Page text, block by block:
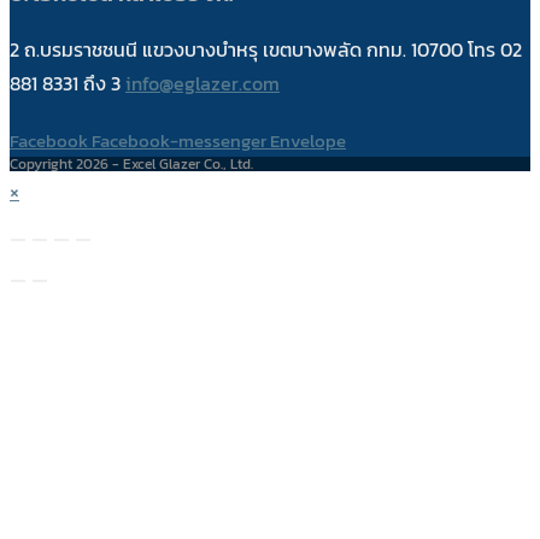
2 ถ.บรมราชชนนี แขวงบางบำหรุ เขตบางพลัด กทม. 10700 โทร 02
881 8331 ถึง 3 info@eglazer.com
Facebook Facebook-messengerEnvelope
Copyright 2026 - Excel Glazer Co., Ltd.
×